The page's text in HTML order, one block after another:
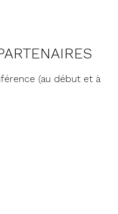
(au début et à